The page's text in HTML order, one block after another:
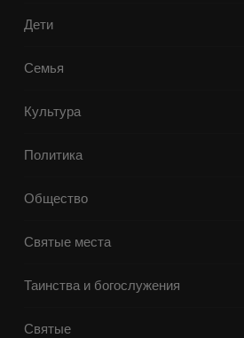
Дети
Семья
Культура
Политика
Общество
Святые места
Таинства и богослужения
Святые